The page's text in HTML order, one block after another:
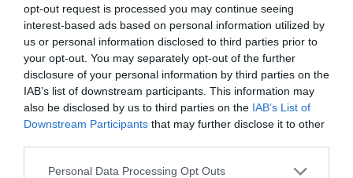
opt-out request is processed you may continue seeing
interest-based ads based on personal information utilized by
us or personal information disclosed to third parties prior to
your opt-out. You may separately opt-out of the further
disclosure of your personal information by third parties on the
IAB’s list of downstream participants. This information may
also be disclosed by us to third parties on the IAB’s List of
Downstream Participants that may further disclose it to other
Personal Data Processing Opt Outs
• Skriv nyheter löpande och berätta om verksamheten. I takt med
att nya nyheter läggs till kommer den här nyhetstexten att
försvinna.
Om någon i gruppen har frågor om laget.se är man alltid
välkommen att kontakta vår support på support@laget.se eller